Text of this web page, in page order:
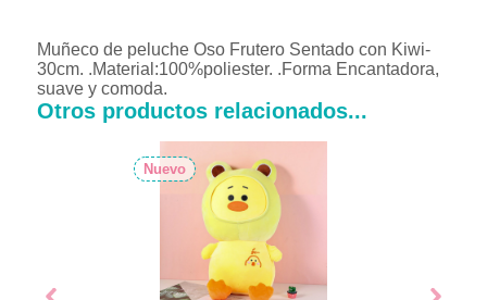
Muñeco de peluche Oso Frutero Sentado con Kiwi-
30cm. .Material:100%poliester. .Forma Encantadora,
suave y comoda.
Otros productos relacionados...
Nuevo